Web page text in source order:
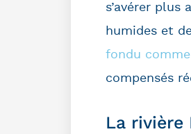
s’avérer
humides et
fondu
compensés
La rivière